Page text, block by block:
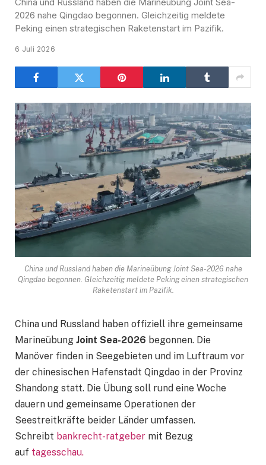
2026 nahe Qingdao begonnen. Gleichzeitig meldete
Peking einen strategischen Raketenstart im Pazifik.
6 Juli 2026
China und Russland haben die Marineübung Joint Sea-2026 nahe
Qingdao begonnen. Gleichzeitig meldete Peking einen strategischen
Raketenstart im Pazifik.
China und Russland haben offiziell ihre gemeinsame
Marineübung Joint Sea-2026 begonnen. Die
Manöver finden in Seegebieten und im Luftraum vor
der chinesischen Hafenstadt Qingdao in der Provinz
Shandong statt. Die Übung soll rund eine Woche
dauern und gemeinsame Operationen der
Seestreitkräfte beider Länder umfassen.
Schreibt bankrecht-ratgeber mit Bezug
auf tagesschau.